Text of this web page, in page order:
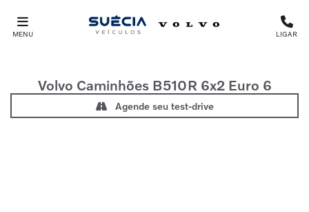
MENU LIGAR
Volvo CaminhõesB510R 6x2 Euro 6
Agende seu test-drive